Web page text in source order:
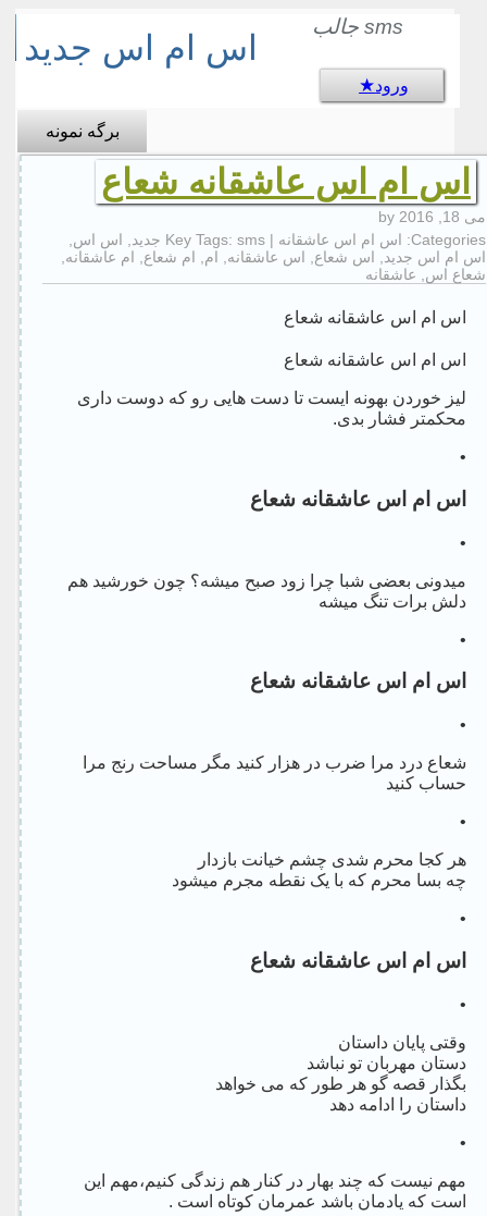
اس ام اس جدید
sms جالب
ورود
برگه نمونه
اس ام اس عاشقانه شعاع
می 18, 2016
by
Categories:
اس ام اس عاشقانه | Key Tags: sms جدید , اس اس,
اس ام اس جدید, اس شعاع, اس عاشقانه, ام, ام شعاع, ام عاشقانه,
شعاع اس, عاشقانه
اس ام اس عاشقانه شعاع
اس ام اس عاشقانه شعاع
لیز خوردن بهونه ایست تا دست هایی رو که دوست داری
محکمتر فشار بدی.
•
اس ام اس عاشقانه شعاع
•
میدونی بعضی شبا چرا زود صبح میشه؟ چون خورشید هم
دلش برات تنگ میشه
•
اس ام اس عاشقانه شعاع
•
شعاع درد مرا ضرب در هزار کنید مگر مساحت رنج مرا
حساب کنید
•
هر کجا محرم شدی چشم خیانت بازدار
چه بسا محرم که با یک نقطه مجرم میشود
•
اس ام اس عاشقانه شعاع
•
وقتی پایان داستان
دستان مهربان تو نباشد
بگذار قصه گو هر طور که می خواهد
داستان را ادامه دهد
•
مهم نیست که چند بهار در کنار هم زندگی کنیم،مهم این
است که یادمان باشد عمرمان کوتاه است .